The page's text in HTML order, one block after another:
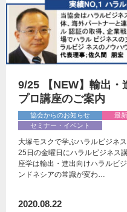
9/25 【NEW】輸出・
プロ講座のご案内
協会からのお知らせ
最
セミナー・イベント
大塚モスクで学ぶハラルビジネ
25日の金曜日にハラルビジネス
座学は輸出・進出向けハラルビ
ンドネシアの常識が変わ…
2020.08.22